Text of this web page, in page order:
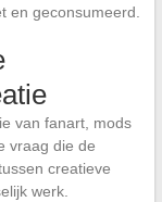
en geconsumeerd.
van fanart, mods
vraag die de
creatieve
werk.